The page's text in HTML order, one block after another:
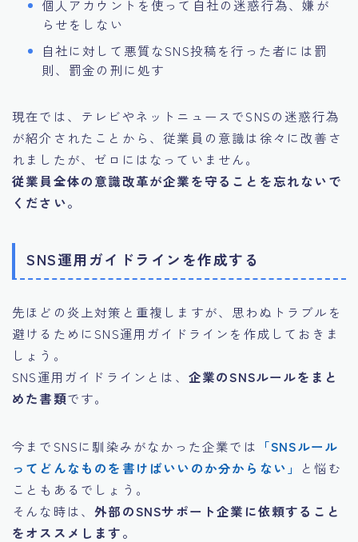
個人アカウントを使って自社の迷惑行為、嫌が
らせをしない
自社に対して悪質なSNS投稿を行った者には罰
則、罰金の刑に処す
現在では、テレビやネットニュースでSNSの迷惑行為
が紹介されたことから、従業員の意識は徐々に改善さ
れましたが、ゼロにはなっていません。
従業員全体の意識改革が企業を守ることを忘れないで
ください。
SNS運用ガイドラインを作成する
先ほどの炎上対策と重複しますが、思わぬトラブルを
避けるためにSNS運用ガイドラインを作成しておきま
しょう。
SNS運用ガイドラインとは、 企業のSNSルールをまと
めた書類です。
今までSNSに馴染みがなかった企業では 「SNSルール
ってどんなものを書けばいいのか分からない」
と悩む
こともあるでしょう。
そんな時は、外部のSNSサポート企業に依頼すること
をオススメします。